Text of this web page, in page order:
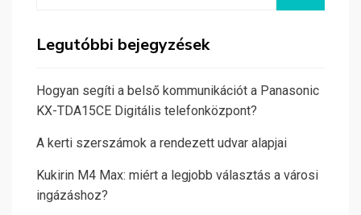
Legutóbbi bejegyzések
Hogyan segíti a belső kommunikációt a Panasonic
KX-TDA15CE Digitális telefonközpont?
A kerti szerszámok a rendezett udvar alapjai
Kukirin M4 Max: miért a legjobb választás a városi
ingázáshoz?